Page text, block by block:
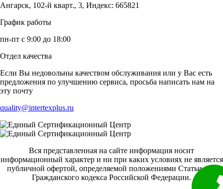
Ангарск, 102-й кварт., 3, Индекс: 665821
График работы
пн-пт с 9:00 до 18:00
Отдел качества
Если Вы недовольны качеством обслуживания или у Вас есть
предложения по улучшению сервиса, просьба написать нам на
эту почту
quality@intertexplus.ru
Вся представленная на сайте информация носит
информационный характер и ни при каких условиях не является
публичной офертой, определяемой положениями Статьи 437
Гражданского кодекса Российской Федерации.